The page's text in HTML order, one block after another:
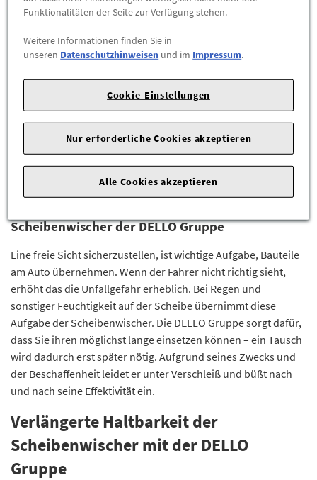
Wischer vorne L983FK2616L0 NEU
L983FK2616L0
Original KIA Wischerblätter Scheibenwischer Wischer vorne
39,90 €*
ZUM PRODUKT
Scheibenwischer der DELLO Gruppe
Eine freie Sicht sicherzustellen, ist wichtige Aufgabe, Bauteile
am Auto übernehmen. Wenn der Fahrer nicht richtig sieht,
erhöht das die Unfallgefahr erheblich. Bei Regen und
sonstiger Feuchtigkeit auf der Scheibe übernimmt diese
Aufgabe der Scheibenwischer. Die DELLO Gruppe sorgt dafür,
dass Sie ihren möglichst lange einsetzen können – ein Tausch
wird dadurch erst später nötig. Aufgrund seines Zwecks und
der Beschaffenheit leidet er unter Verschleiß und büßt nach
und nach seine Effektivität ein.
Verlängerte Haltbarkeit der
Scheibenwischer mit der DELLO
Gruppe
Funktionalitäten der Seite zur Verfügung stehen.
Weitere Informationen finden Sie in
unseren Datenschutzhinweisen und im Impressum.
Cookie-Einstellungen
Nur erforderliche Cookies akzeptieren
Alle Cookies akzeptieren